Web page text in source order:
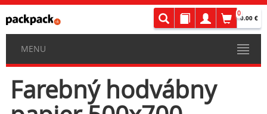
0
0.00 €
MENU
Farebný hodvábny